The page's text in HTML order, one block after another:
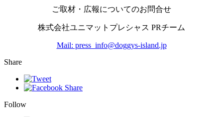
ご取材・広報についてのお問合せ
株式会社ユニマットプレシャス PRチーム
Mail: press_info@doggys-island.jp
Share
Follow